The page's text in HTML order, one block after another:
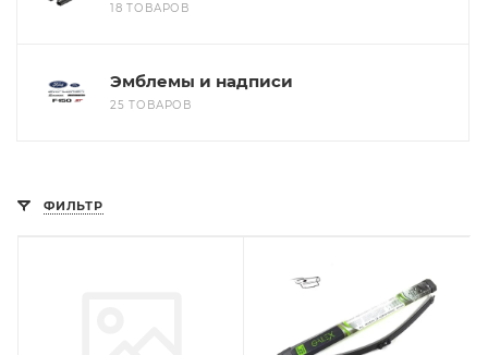
18 ТОВАРОВ
Эмблемы и надписи
25 ТОВАРОВ
ФИЛЬТР